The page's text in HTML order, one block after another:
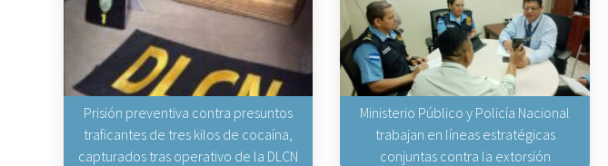
Prisión preventiva contra presuntos
traficantes de tres kilos de cocaína,
capturados tras operativo de la DLCN
Ministerio Público y Policía Nacional
trabajan en líneas estratégicas
conjuntas contra la extorsión